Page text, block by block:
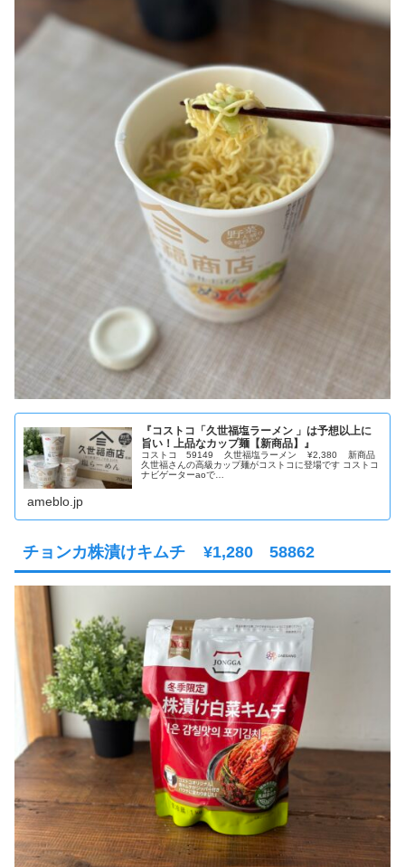
『コストコ「久世福塩ラーメン 」は予想以上に
旨い！上品なカップ麺【新商品】』
コストコ 59149 久世福塩ラーメン ¥2,380 新商品
久世福さんの高級カップ麺がコストコに登場です コストコ
ナビゲーターaoで…
ameblo.jp
チョンカ株漬けキムチ ¥1,280 58862